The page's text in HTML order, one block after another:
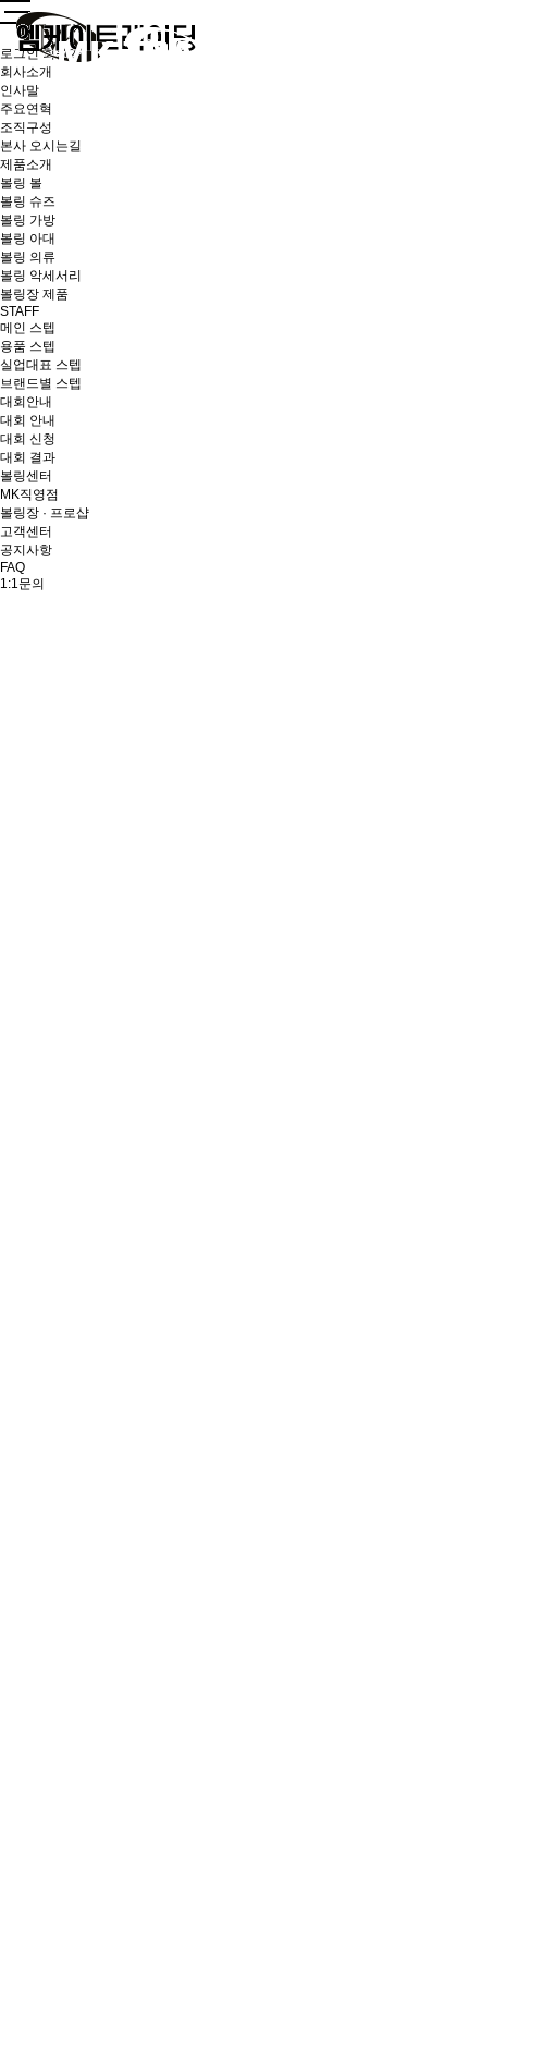
로그인 회원가입
회사소개
인사말
주요연혁
조직구성
본사 오시는길
제품소개
볼링 볼
볼링 슈즈
볼링 가방
볼링 아대
볼링 의류
볼링 악세서리
볼링장 제품
STAFF
메인 스텝
용품 스텝
실업대표 스텝
브랜드별 스텝
대회안내
대회 안내
대회 신청
대회 결과
볼링센터
MK직영점
볼링장 · 프로샵
고객센터
공지사항
FAQ
1:1문의